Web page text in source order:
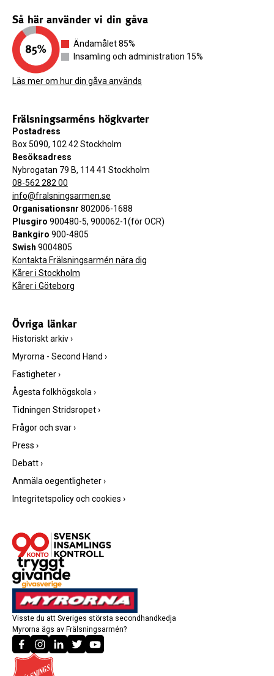
Så här använder vi din gåva
Ändamålet 85%
Insamling och administration 15%
Läs mer om hur din gåva används
Frälsningsarméns högkvarter
Postadress
Box 5090, 102 42 Stockholm
Besöksadress
Nybrogatan 79 B, 114 41 Stockholm
08-562 282 00
info@fralsningsarmen.se
Organisationsnr 802006-1688
Plusgiro 900480-5, 900062-1(för OCR)
Bankgiro 900-4805
Swish 9004805
Kontakta Frälsningsarmén nära dig
Kårer i Stockholm
Kårer i Göteborg
Övriga länkar
Historiskt arkiv›
Myrorna - Second Hand ›
Fastigheter›
Ågesta folkhögskola›
Tidningen Stridsropet›
Frågor och svar›
Press ›
Debatt›
Anmäla oegentligheter›
Integritetspolicy och cookies ›
Visste du att Sveriges största secondhandkedja
Myrorna ägs av Frälsningsarmén?